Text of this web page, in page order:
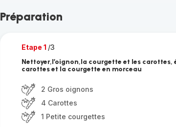
Préparation
Etape 1 /3
Nettoyer,l’oignon,la courgette et les carottes,
carottes et la courgette en morceau
2 Gros oignons
4 Carottes
1 Petite courgettes